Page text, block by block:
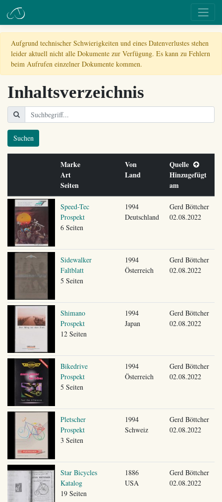
Aufgrund technischer Schwierigkeiten und eines Datenverlustes stehen
leider aktuell nicht alle Dokumente zur Verfügung. Es kann zu Fehlern
beim Aufrufen einzelner Dokumente kommen.
Inhaltsverzeichnis
Suchen
Marke
Art
Seiten
Von
Land
Quelle
Hinzugefügt
am
Speed-Tec
Prospekt
6 Seiten
1994
Deutschland
Gerd Böttcher
02.08.2022
Sidewalker
Faltblatt
5 Seiten
1994
Österreich
Gerd Böttcher
02.08.2022
Shimano
Prospekt
12 Seiten
1994
Japan
Gerd Böttcher
02.08.2022
Bikedrive
Prospekt
5 Seiten
1994
Österreich
Gerd Böttcher
02.08.2022
Pletscher
Prospekt
3 Seiten
1994
Schweiz
Gerd Böttcher
02.08.2022
Star Bicycles
Katalog
19 Seiten
1886
USA
Gerd Böttcher
02.08.2022